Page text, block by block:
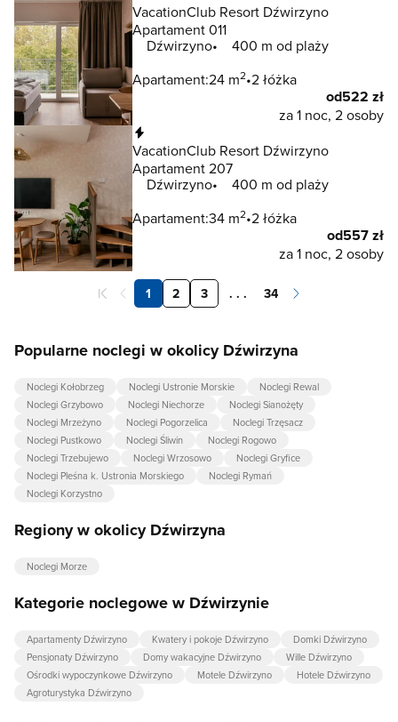
VacationClub Resort Dźwirzyno
Apartament 011
Dźwirzyno
400 m od plaży
Apartament:24 m2 2 łóżka
od522 zł
za 1 noc, 2 osoby
VacationClub Resort Dźwirzyno
Apartament 207
Dźwirzyno
400 m od plaży
Apartament:34 m2 2 łóżka
od557 zł
za 1 noc, 2 osoby
1 2 3 . . . 34
Popularne noclegi w okolicy Dźwirzyna
Noclegi Kołobrzeg Noclegi Ustronie Morskie
Noclegi Rewal
Noclegi Grzybowo
Noclegi Niechorze
Noclegi Sianożęty
Noclegi Mrzeżyno
Noclegi Pogorzelica
Noclegi Trzęsacz
Noclegi Pustkowo
Noclegi Śliwin
Noclegi Rogowo
Noclegi Trzebujewo
Noclegi Wrzosowo
Noclegi Gryfice
Noclegi Pleśna k. Ustronia Morskiego
Noclegi Rymań
Noclegi Korzystno
Regiony w okolicy Dźwirzyna
Noclegi Morze
Kategorie noclegowe w Dźwirzynie
Apartamenty Dźwirzyno Kwatery i pokoje Dźwirzyno
Domki Dźwirzyno
Pensjonaty Dźwirzyno
Domy wakacyjne Dźwirzyno
Wille Dźwirzyno
Ośrodki wypoczynkowe Dźwirzyno
Motele Dźwirzyno
Hotele Dźwirzyno
Agroturystyka Dźwirzyno